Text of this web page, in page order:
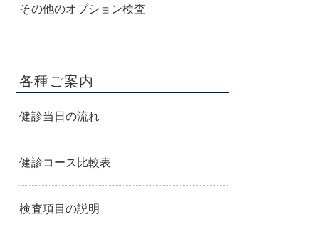
その他のオプション検査
各種ご案内
健診当日の流れ
健診コース比較表
検査項目の説明